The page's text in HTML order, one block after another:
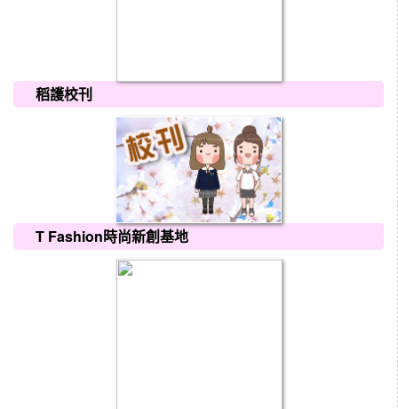
稻護校刊
T Fashion時尚新創基地